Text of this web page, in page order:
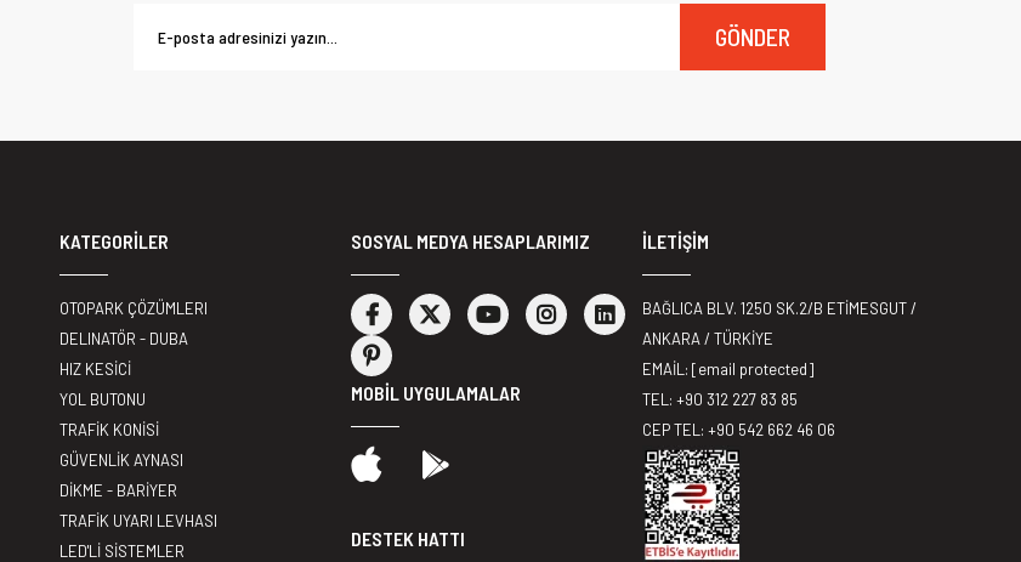
GÖNDER
KATEGORİLER
OTOPARK ÇÖZÜMLERI
DELINATÖR - DUBA
HIZ KESİCİ
YOL BUTONU
TRAFİK KONİSİ
GÜVENLİK AYNASI
DİKME - BARİYER
TRAFİK UYARI LEVHASI
LED'Lİ SİSTEMLER
SOSYAL MEDYA HESAPLARIMIZ
MOBİL UYGULAMALAR
DESTEK HATTI
İLETİŞİM
BAĞLICA BLV. 1250 SK.2/B ETİMESGUT /
ANKARA / TÜRKİYE
EMAİL: [email protected]
TEL: +90 312 227 83 85
CEP TEL: +90 542 662 46 06